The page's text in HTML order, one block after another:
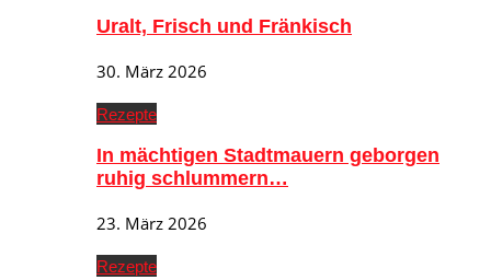
Uralt, Frisch und Fränkisch
30. März 2026
Rezepte
In mächtigen Stadtmauern geborgen
ruhig schlummern…
23. März 2026
Rezepte